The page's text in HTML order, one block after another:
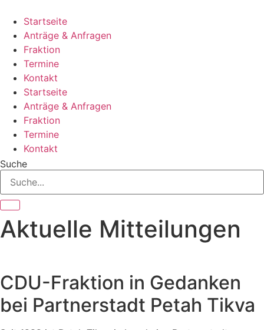
Inhalt
springen
Startseite
Anträge & Anfragen
Fraktion
Termine
Kontakt
Startseite
Anträge & Anfragen
Fraktion
Termine
Kontakt
Suche
Aktuelle Mitteilungen
CDU-Fraktion in Gedanken
bei Partnerstadt Petah Tikva